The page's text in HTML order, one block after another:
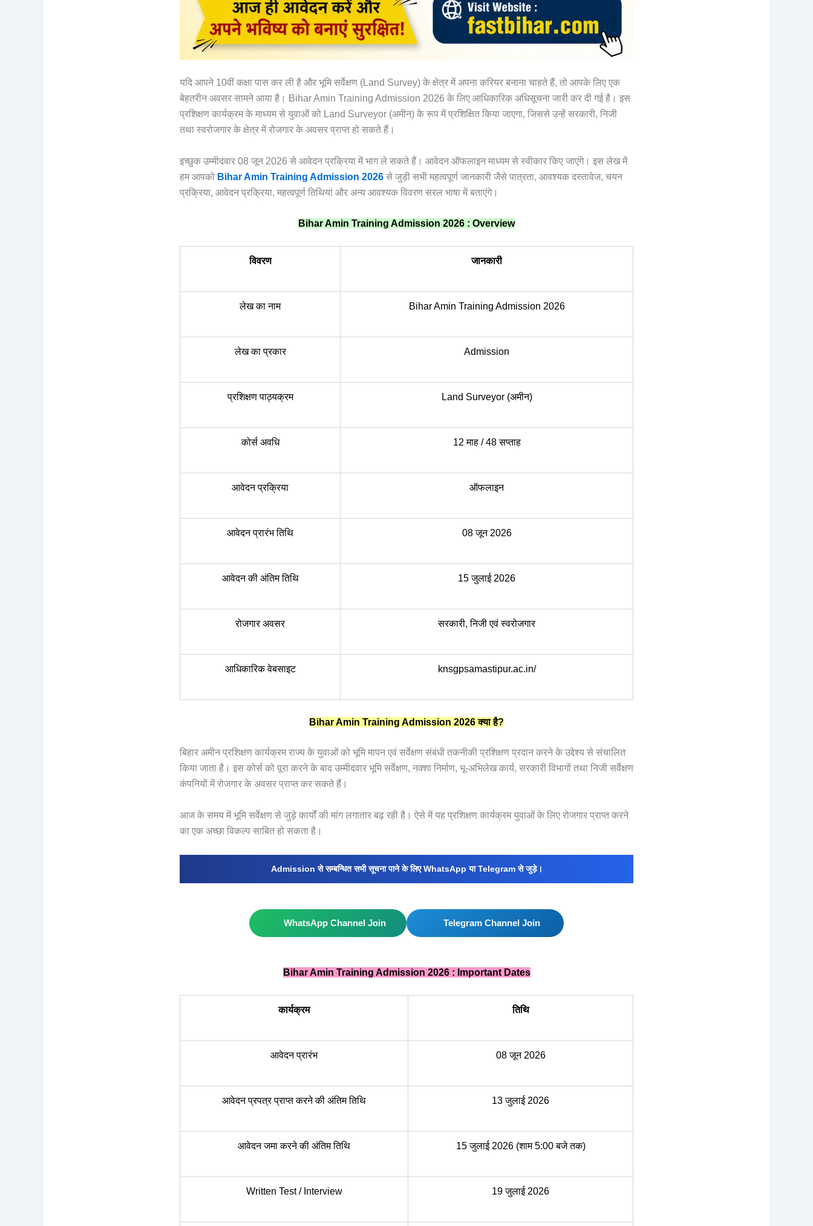
यदि आपने 10वीं कक्षा पास कर ली है और भूमि सर्वेक्षण (Land Survey) के क्षेत्र में अपना करियर बनाना चाहते हैं, तो आपके लिए एक
बेहतरीन अवसर सामने आया है। Bihar Amin Training Admission 2026 के लिए आधिकारिक अधिसूचना जारी कर दी गई है। इस
प्रशिक्षण कार्यक्रम के माध्यम से युवाओं को Land Surveyor (अमीन) के रूप में प्रशिक्षित किया जाएगा, जिससे उन्हें सरकारी, निजी
तथा स्वरोजगार के क्षेत्र में रोजगार के अवसर प्राप्त हो सकते हैं।
इच्छुक उम्मीदवार 08 जून 2026 से आवेदन प्रक्रिया में भाग ले सकते हैं। आवेदन ऑफलाइन माध्यम से स्वीकार किए जाएंगे। इस लेख में
हम आपको Bihar Amin Training Admission 2026 से जुड़ी सभी महत्वपूर्ण जानकारी जैसे पात्रता, आवश्यक दस्तावेज, चयन
प्रक्रिया, आवेदन प्रक्रिया, महत्वपूर्ण तिथियां और अन्य आवश्यक विवरण सरल भाषा में बताएंगे।
Bihar Amin Training Admission 2026 : Overview
विवरण जानकारी
लेख का नाम Bihar Amin Training Admission 2026
लेख का प्रकार Admission
प्रशिक्षण पाठ्यक्रम Land Surveyor (अमीन)
कोर्स अवधि 12 माह / 48 सप्ताह
आवेदन प्रक्रिया ऑफलाइन
आवेदन प्रारंभ तिथि 08 जून 2026
आवेदन की अंतिम तिथि 15 जुलाई 2026
रोजगार अवसर सरकारी, निजी एवं स्वरोजगार
आधिकारिक वेबसाइट knsgpsamastipur.ac.in/
Bihar Amin Training Admission 2026क्याहै?
बिहार अमीन प्रशिक्षण कार्यक्रम राज्य के युवाओं को भूमि मापन एवं सर्वेक्षण संबंधी तकनीकी प्रशिक्षण प्रदान करने के उद्देश्य से संचालित
किया जाता है। इस कोर्स को पूरा करने के बाद उम्मीदवार भूमि सर्वेक्षण, नक्शा निर्माण, भू-अभिलेख कार्य, सरकारी विभागों तथा निजी सर्वेक्षण
कंपनियों में रोजगार के अवसर प्राप्त कर सकते हैं।
आज के समय में भूमि सर्वेक्षण से जुड़े कार्यों की मांग लगातार बढ़ रही है। ऐसे में यह प्रशिक्षण कार्यक्रम युवाओं के लिए रोजगार प्राप्त करने
का एक अच्छा विकल्प साबित हो सकता है।
Admission से सम्बन्धित सभी सूचना पाने के लिए WhatsApp या Telegram से जुड़े।
WhatsApp Channel Join Telegram Channel Join
Bihar Amin Training Admission 2026 : Important Dates
कार्यक्रम तिथि
आवेदन प्रारंभ 08 जून 2026
आवेदन प्रपत्र प्राप्त करने की अंतिम तिथि 13 जुलाई 2026
आवेदन जमा करने की अंतिम तिथि 15 जुलाई 2026 (शाम 5:00 बजे तक)
Written Test / Interview 19 जुलाई 2026